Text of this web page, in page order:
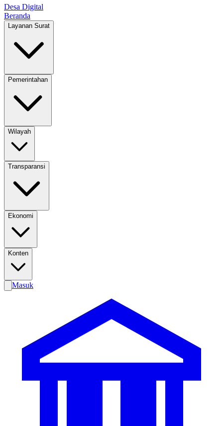
Desa Digital
Beranda
Layanan Surat
Pemerintahan
Wilayah
Transparansi
Ekonomi
Konten
Masuk